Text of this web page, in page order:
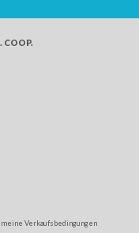
COOP.
Verkaufsbedingungen